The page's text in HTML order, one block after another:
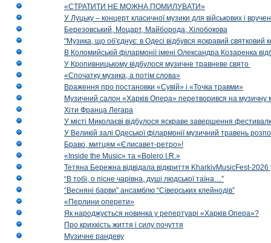
«СТРАТИТИ НЕ МОЖНА ПОМИЛУВАТИ»
У Луцьку – концерт класичної музики для військових і
Березовський, Моцарт, Майборода, Хілобокова
"Музика, що об'єднує: в Одесі відбувся яскравий
В Коломийській філармонії імені Олександра Козаренка
У Кропивницькому відбулося музичне травневе свято
«Спочатку музика, а потім слова»
Враження про постановки «Сувій» і «Точка травми»
Музичний салон «Харків Опера» перетворився на музичну
Хіти Франца Легара
У місті Миколаєві відбулося яскраве завершення
У Великій залі Одеської філармонії музичний травень
Браво, митцям «Єлисавет-ретро»!
«Inside the Music» та «Bolero I.R.»
Тетяна Бережна відвідала відкриття KharkivMusicFest-2026
“В тобі, о пісне чарівна, душі людської таїна…”
“Весняні барви” ансамблю “Сіверських клейнодів”
«Перлини оперети»
Як народжується новинка у репертуарі «Харків Опера»?
Про крихкість життя і силу почуття
Музичне рандеву